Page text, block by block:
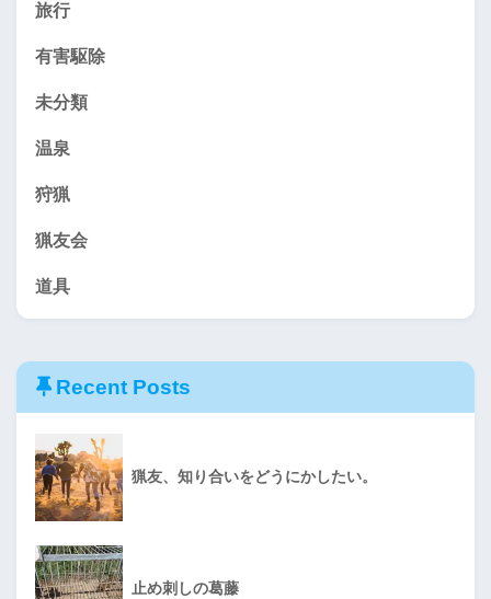
旅行
有害駆除
未分類
温泉
狩猟
猟友会
道具
Recent Posts
猟友、知り合いをどうにかしたい。
止め刺しの葛藤